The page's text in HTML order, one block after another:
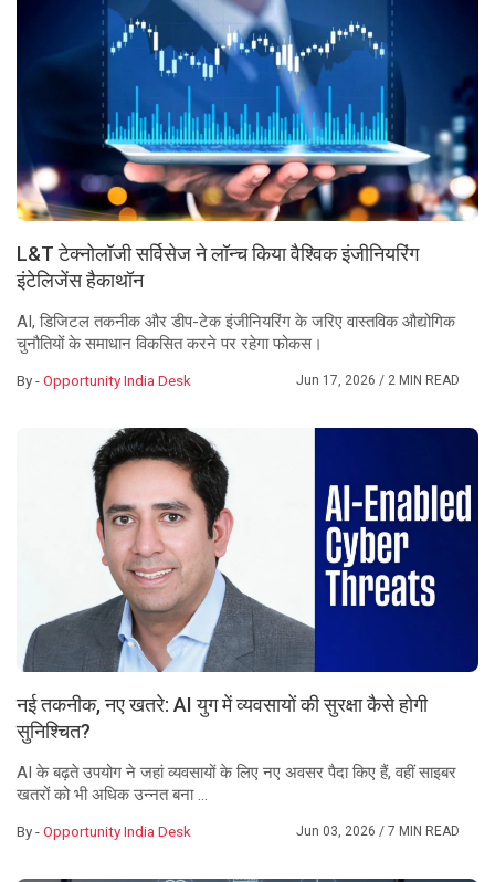
L&T टेक्नोलॉजी सर्विसेज ने लॉन्च किया वैश्विक इंजीनियरिंग
इंटेलिजेंस हैकाथॉन
AI, डिजिटल तकनीक और डीप-टेक इंजीनियरिंग के जरिए वास्तविक औद्योगिक
चुनौतियों के समाधान विकसित करने पर रहेगा फोकस।
By -Opportunity India Desk Jun 17, 2026/ 2 MIN READ
नई तकनीक, नए खतरे: AI युग में व्यवसायों की सुरक्षा कैसे होगी
सुनिश्चित?
AI के बढ़ते उपयोग ने जहां व्यवसायों के लिए नए अवसर पैदा किए हैं, वहीं साइबर
खतरों को भी अधिक उन्नत बना ...
By -Opportunity India Desk Jun 03, 2026/ 7 MIN READ